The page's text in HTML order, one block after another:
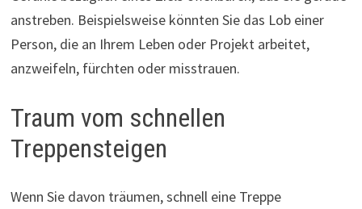
anstreben. Beispielsweise könnten Sie das Lob einer
Person, die an Ihrem Leben oder Projekt arbeitet,
anzweifeln, fürchten oder misstrauen.
Traum vom schnellen
Treppensteigen
Wenn Sie davon träumen, schnell eine Treppe